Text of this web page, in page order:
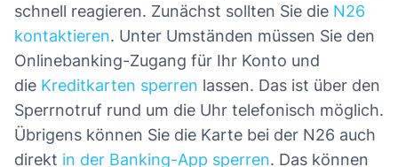
schnell reagieren. Zunächst sollten Sie die N26
kontaktieren. Unter Umständen müssen Sie den
Onlinebanking-Zugang für Ihr Konto und
die Kreditkarten sperren lassen. Das ist über den
Sperrnotruf rund um die Uhr telefonisch möglich.
Übrigens können Sie die Karte bei der N26 auch
direkt in der Banking-App sperren. Das können